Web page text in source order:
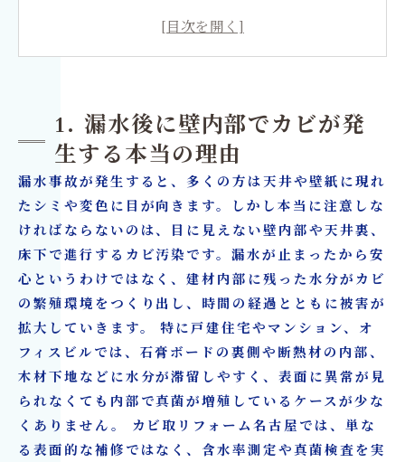
3. 漏水後に必要な調査とは？見えない壁内カビ
5. 原状回復工事で失敗しないために知っておく
べきポイント
6. MIST工法®による壁内部カビ対策の特徴
7. 漏水事故後のリフォームで資産価値を守る方
法
8. 火災保険や漏水事故の保険対応で知っておき
たい基礎知識
9. 工務店・ハウスメーカー・建築会社が抱える
漏水カビ問題
10. 漏水後の壁内部カビは早期対応が被害を最小
限にする
漏水後のカビ対策・原状回復リフォームはカビ
1. 漏水後に壁内部でカビが発
生する本当の理由
漏水事故が発生すると、多くの方は天井や壁紙に現れ
たシミや変色に目が向きます。しかし本当に注意しな
ければならないのは、目に見えない壁内部や天井裏、
床下で進行するカビ汚染です。漏水が止まったから安
心というわけではなく、建材内部に残った水分がカビ
の繁殖環境をつくり出し、時間の経過とともに被害が
拡大していきます。 特に戸建住宅やマンション、オ
フィスビルでは、石膏ボードの裏側や断熱材の内部、
木材下地などに水分が滞留しやすく、表面に異常が見
られなくても内部で真菌が増殖しているケースが少な
くありません。 カビ取リフォーム名古屋では、単な
る表面的な補修ではなく、含水率測定や真菌検査を実